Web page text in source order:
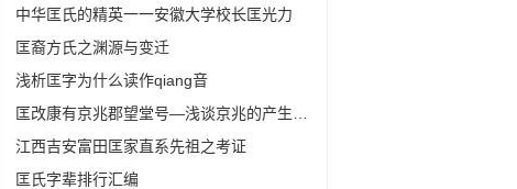
中华匡氏的精英一一安徽大学校长匡光力
匡裔方氏之渊源与变迁
浅析匡字为什么读作qiang音
江西吉安富田匡家直系先祖之考证
匡氏字辈排行汇编